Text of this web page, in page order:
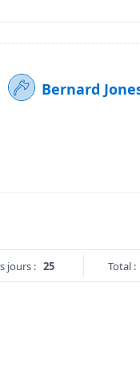
Bernard
jours : 25 Total :